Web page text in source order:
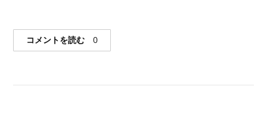
コメントを読む 0